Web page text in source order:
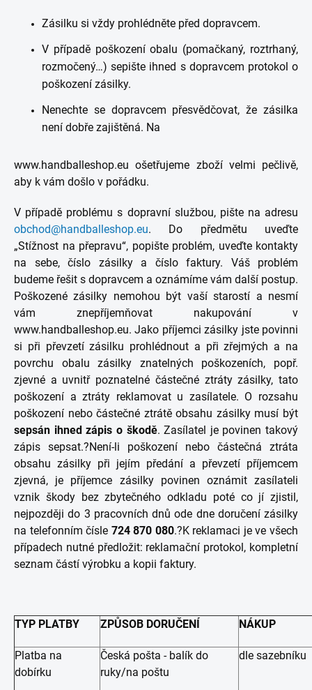
Zásilku si vždy prohlédněte před dopravcem.
V případě poškození obalu (pomačkaný, roztrhaný,
rozmočený…) sepište ihned s dopravcem protokol o
poškození zásilky.
Nenechte se dopravcem přesvědčovat, že zásilka
není dobře zajištěná. Na
www.handballeshop.eu ošetřujeme zboží velmi pečlivě,
aby k vám došlo v pořádku.
V případě problému s dopravní službou, pište na adresu
obchod@handballeshop.eu. Do předmětu uveďte
„Stížnost na přepravu“, popište problém, uveďte kontakty
na sebe, číslo zásilky a číslo faktury. Váš problém
budeme řešit s dopravcem a oznámíme vám další postup.
Poškozené zásilky nemohou být vaší starostí a nesmí
vám znepříjemňovat nakupování v
www.handballeshop.eu. Jako příjemci zásilky jste povinni
si při převzetí zásilku prohlédnout a při zřejmých a na
povrchu obalu zásilky znatelných poškozeních, popř.
zjevné a uvnitř poznatelné částečné ztráty zásilky, tato
poškození a ztráty reklamovat u zasílatele. O rozsahu
poškození nebo částečné ztrátě obsahu zásilky musí být
sepsán ihned zápis o škodě. Zasílatel je povinen takový
zápis sepsat.?Není-li poškození nebo částečná ztráta
obsahu zásilky při jejím předání a převzetí příjemcem
zjevná, je příjemce zásilky povinen oznámit zasílateli
vznik škody bez zbytečného odkladu poté co jí zjistil,
nejpozději do 3 pracovních dnů ode dne doručení zásilky
na telefonním čísle 724 870 080.?K reklamaci je ve všech
případech nutné předložit: reklamační protokol, kompletní
seznam částí výrobku a kopii faktury.
TYP PLATBY ZPŮSOB DORUČENÍ NÁKUP
Platba na
dobírku
Česká pošta - balík do
ruky/na poštu
dle sazebníku